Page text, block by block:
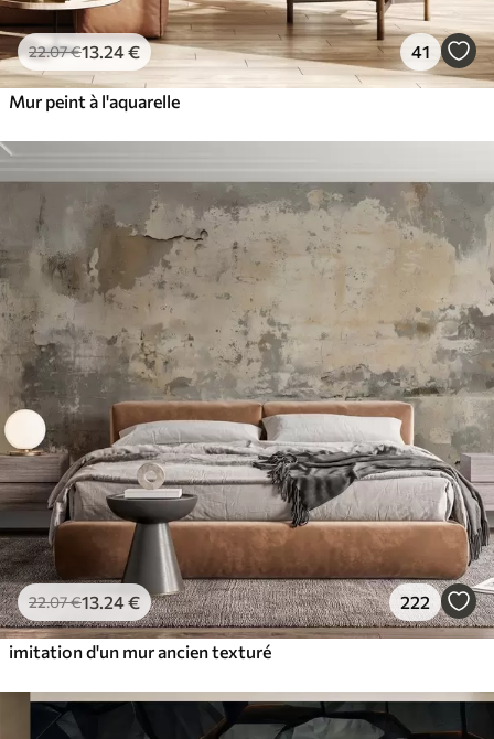
22.07€13.24€ 41
Mur peint à l'aquarelle
22.07€13.24€ 222
imitation d'un mur ancien texturé